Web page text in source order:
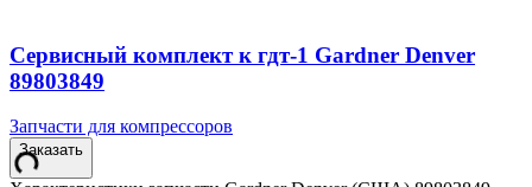
Сервисный комплект к гдт-1 Gardner Denver
89803849
Запчасти для компрессоров
Заказать